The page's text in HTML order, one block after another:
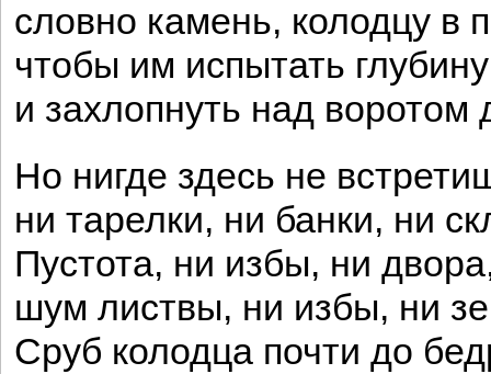
словно камень, колодцу в
чтобы им испытать глубину
и захлопнуть над воротом
Но нигде здесь не
ни тарелки, ни банки, ни
Пустота, ни избы, ни
шум листвы, ни избы, ни
Сруб колодца почти до